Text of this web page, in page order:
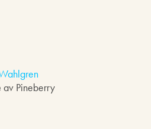
av Pineberry